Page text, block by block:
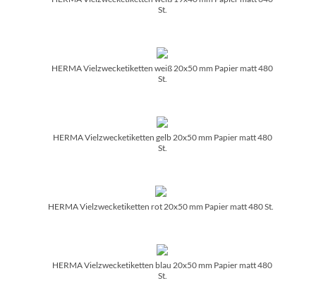
St.
HERMA Vielzwecketiketten weiß 20x50 mm Papier matt 480
St.
HERMA Vielzwecketiketten gelb 20x50 mm Papier matt 480
St.
HERMA Vielzwecketiketten rot 20x50 mm Papier matt 480 St.
HERMA Vielzwecketiketten blau 20x50 mm Papier matt 480
St.